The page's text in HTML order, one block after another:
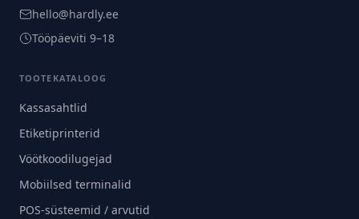
hello@hardly.ee
Tööpäeviti 9–18
TOOTEKATALOOG
Kassasahtlid
Etiketiprinterid
Vöötkoodilugejad
Mobiilsed terminalid
POS-süsteemid / arvutid